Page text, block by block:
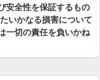
安全性を保証するもの
いかなる損害について
一切の責任を負いかね